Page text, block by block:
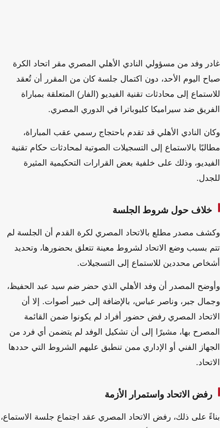
غادر وفد من مسؤولي النادي الأهلي المصري مقر اتحاد الكرة
صباح اليوم الأحد، دون اكتمال جلسة كان من المقرر أن تُعقد
للاستماع إلى محادثات تقنية الفيديو (الفار) المتعلقة بمباراة
الفريق ضد سيراميكا كليوباترا في الدوري المصري.
وكان النادي الأهلي قد تقدم باحتجاج رسمي عقب المباراة،
مطالبًا بالاستماع إلى التسجيلات الصوتية لمحادثات حكام تقنية
الفيديو، وذلك على خلفية بعض القرارات التحكيمية المثيرة
للجدل.
خلاف حول شروط الجلسة
وكشف مصدر مطلع بالاتحاد المصري لكرة القدم أن الجلسة لم
تتم بسبب وضع الاتحاد لشروط معينة تتعلق بحضورها، وتحديد
أشخاص محددين للاستماع إلى التسجيلات.
وأوضح المصدر أن وفد الأهلي الذي حضر ضم سيد عبد الحفيظ،
وجمال جبر، وناصر عباس، بالإضافة إلى خبير أصوات. إلا أن
الاتحاد المصري رفض حضور أفراد لم يكونوا ضمن القائمة
المصرح بها، مشيرًا إلى أن تشكيل الوفد لم يتضمن أي فرد من
الجهاز الفني أو الإداري ممن تنطبق عليهم الشروط التي حددها
الاتحاد.
رفض الاتحاد واستمرار الأزمة
بناءً على ذلك، رفض الاتحاد المصري عقد اجتماع جلسة الاستماع،